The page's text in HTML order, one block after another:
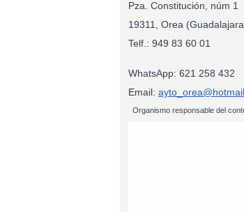
Pza. Constitución, núm 1
19311, Orea
Telf.:
WhatsApp: 621 258 432
Email:
Organismo responsable del